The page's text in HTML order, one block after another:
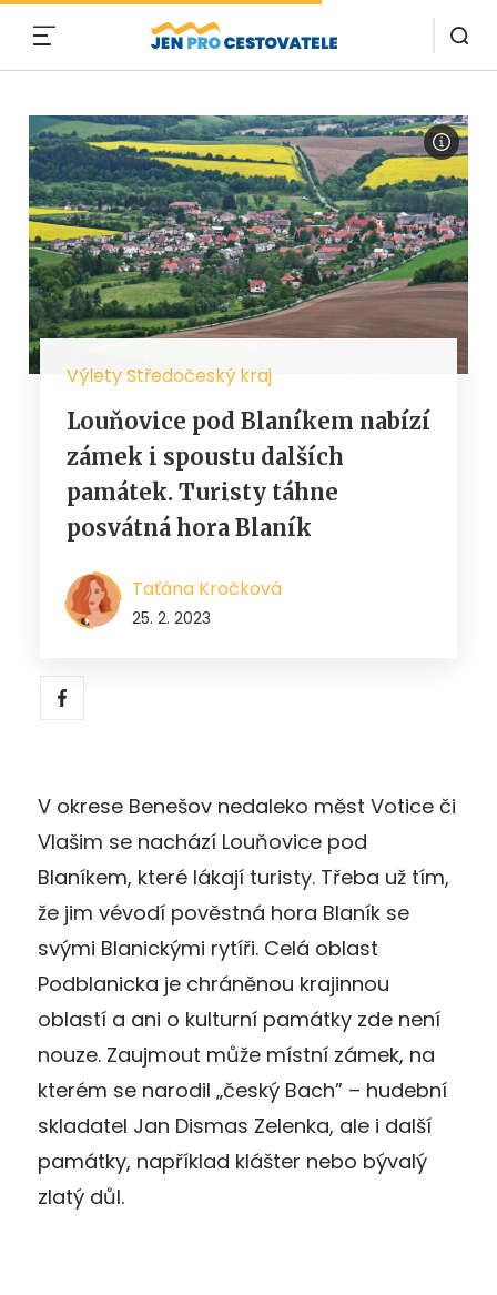
Výlety Středočeský kraj
Louňovice pod Blaníkem nabízí
zámek i spoustu dalších
památek. Turisty táhne
posvátná hora Blaník
Taťána Kročková
25. 2. 2023
V okrese Benešov nedaleko měst Votice či
Vlašim se nachází Louňovice pod
Blaníkem, které lákají turisty. Třeba už tím,
že jim vévodí pověstná hora Blaník se
svými Blanickými rytíři. Celá oblast
Podblanicka je chráněnou krajinnou
oblastí a ani o kulturní památky zde není
nouze. Zaujmout může místní zámek, na
kterém se narodil „český Bach” – hudební
skladatel Jan Dismas Zelenka, ale i další
památky, například klášter nebo bývalý
zlatý důl.